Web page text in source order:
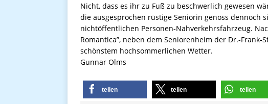
Nicht, dass es ihr zu Fuß zu beschwerlich gewesen
die ausgesprochen rüstige Seniorin genoss dennoch
nichtöffentlichen Personen-Nahverkehrsfahrzeug.
Romantica”, neben dem Seniorenheim der Dr.-
schönstem hochsommerlichen Wetter.
Gunnar Olms
teilen teilen teilen